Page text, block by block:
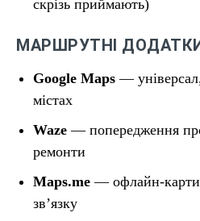
скрізь приймають)
МАРШРУТНІ
Google Maps —
містах
Waze — попередження
ремонти
Maps.me — офлайн-карти
зв’язку